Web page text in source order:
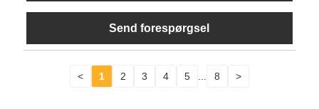
Send forespørgsel
< 1 2 3 4 5 8 >